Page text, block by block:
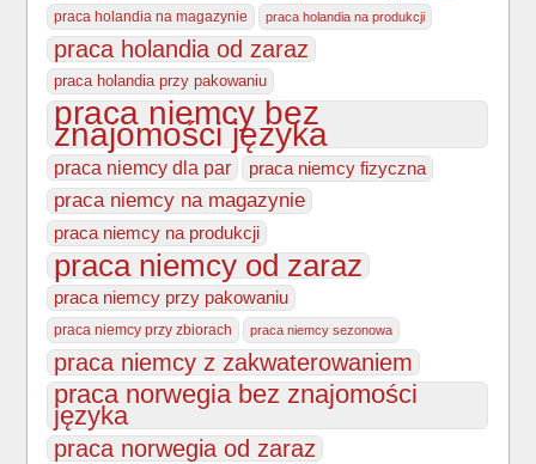
praca holandia na magazynie praca holandia na produkcji
praca holandia od zaraz
praca holandia przy pakowaniu
praca niemcy bez
znajomości języka
praca niemcy dla par praca niemcy fizyczna
praca niemcy na magazynie
praca niemcy na produkcji
praca niemcy od zaraz
praca niemcy przy pakowaniu
praca niemcy przy zbiorach praca niemcy sezonowa
praca niemcy z zakwaterowaniem
praca norwegia bez znajomości
języka
praca norwegia od zaraz